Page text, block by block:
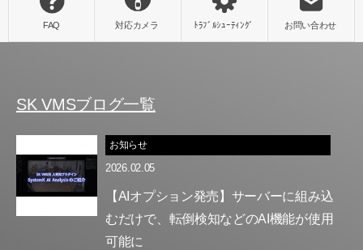
SK VMSブログ一覧
お知らせ
2026.02.05
【AIオプション発売】サーバーに組み込
むだけで、転倒検知などのAI機能が使用
可能に